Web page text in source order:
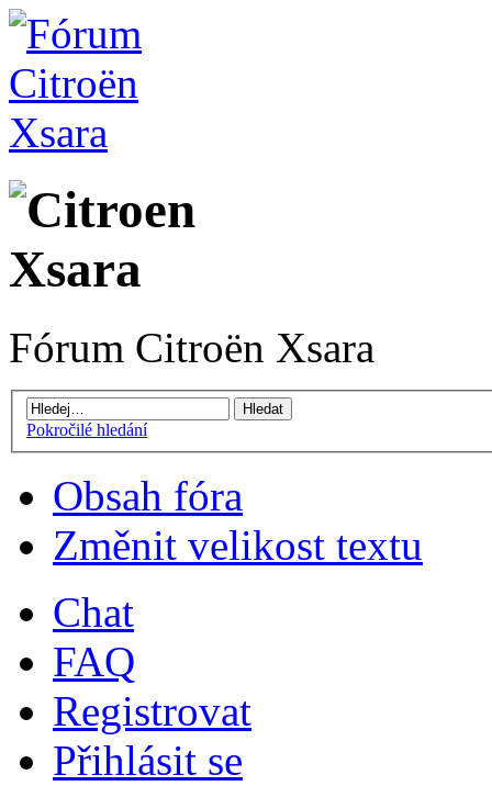
Fórum Citroën Xsara
Pokročilé hledání
Obsah fóra
Změnit velikost textu
Chat
FAQ
Registrovat
Přihlásit se